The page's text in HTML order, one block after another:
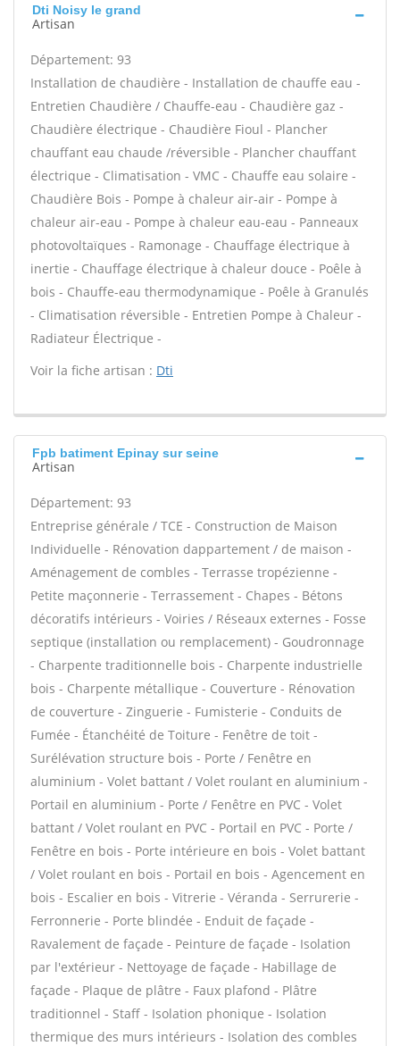
Dti Noisy le grand
Artisan
Département: 93
Installation de chaudière - Installation de chauffe eau -
Entretien Chaudière / Chauffe-eau - Chaudière gaz -
Chaudière électrique - Chaudière Fioul - Plancher
chauffant eau chaude /réversible - Plancher chauffant
électrique - Climatisation - VMC - Chauffe eau solaire -
Chaudière Bois - Pompe à chaleur air-air - Pompe à
chaleur air-eau - Pompe à chaleur eau-eau - Panneaux
photovoltaïques - Ramonage - Chauffage électrique à
inertie - Chauffage électrique à chaleur douce - Poêle à
bois - Chauffe-eau thermodynamique - Poêle à Granulés
- Climatisation réversible - Entretien Pompe à Chaleur -
Radiateur Électrique -
Voir la fiche artisan : Dti
Fpb batiment Epinay sur seine
Artisan
Département: 93
Entreprise générale / TCE - Construction de Maison
Individuelle - Rénovation dappartement / de maison -
Aménagement de combles - Terrasse tropézienne -
Petite maçonnerie - Terrassement - Chapes - Bétons
décoratifs intérieurs - Voiries / Réseaux externes - Fosse
septique (installation ou remplacement) - Goudronnage
- Charpente traditionnelle bois - Charpente industrielle
bois - Charpente métallique - Couverture - Rénovation
de couverture - Zinguerie - Fumisterie - Conduits de
Fumée - Étanchéité de Toiture - Fenêtre de toit -
Surélévation structure bois - Porte / Fenêtre en
aluminium - Volet battant / Volet roulant en aluminium -
Portail en aluminium - Porte / Fenêtre en PVC - Volet
battant / Volet roulant en PVC - Portail en PVC - Porte /
Fenêtre en bois - Porte intérieure en bois - Volet battant
/ Volet roulant en bois - Portail en bois - Agencement en
bois - Escalier en bois - Vitrerie - Véranda - Serrurerie -
Ferronnerie - Porte blindée - Enduit de façade -
Ravalement de façade - Peinture de façade - Isolation
par l'extérieur - Nettoyage de façade - Habillage de
façade - Plaque de plâtre - Faux plafond - Plâtre
traditionnel - Staff - Isolation phonique - Isolation
thermique des murs intérieurs - Isolation des combles